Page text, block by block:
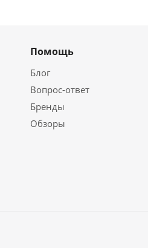
Помощь
Блог
Вопрос-ответ
Бренды
Обзоры